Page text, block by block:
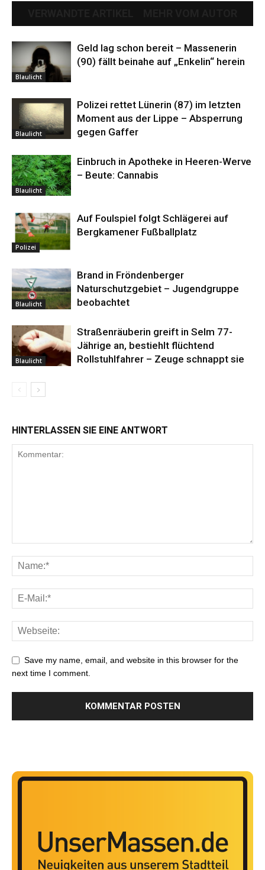
Blaulicht
Geld lag schon bereit – Massenerin
(90) fällt beinahe auf „Enkelin“ herein
Blaulicht
Polizei rettet Lünerin (87) im letzten
Moment aus der Lippe – Absperrung
gegen Gaffer
Blaulicht
Einbruch in Apotheke in Heeren-Werve
– Beute: Cannabis
Polizei
Auf Foulspiel folgt Schlägerei auf
Bergkamener Fußballplatz
Blaulicht
Brand in Fröndenberger
Naturschutzgebiet – Jugendgruppe
beobachtet
Blaulicht
Straßenräuberin greift in Selm 77-
Jährige an, bestiehlt flüchtend
Rollstuhlfahrer – Zeuge schnappt sie
HINTERLASSEN SIE EINE ANTWORT
Save my name, email, and website in this browser for the
next time I comment.